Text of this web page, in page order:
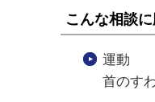
こんな相談
運動
首のす